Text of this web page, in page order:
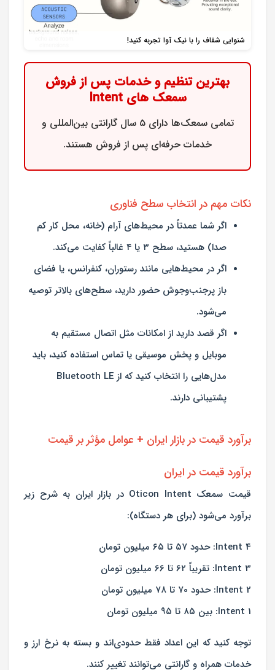
شنوایی شفاف را با نیک آوا تجربه کنید!
بهترین تنظیم و خدمات پس از فروش
سمعک های Intent
تمامی سمعک‌ها دارای ۵ سال گارانتی بین‌المللی و
خدمات حرفه‌ای پس از فروش هستند.
نکات مهم در انتخاب سطح فناوری
اگر شما عمدتاً در محیط‌های آرام (خانه، محل کار کم
صدا) هستید، سطح ۳ یا ۴ غالباً کفایت می‌کند.
اگر در محیط‌هایی مانند رستوران، کنفرانس، یا فضای
باز پرجنب‌وجوش حضور دارید، سطح‌های بالاتر توصیه
می‌شود.
اگر قصد دارید از امکانات مثل اتصال مستقیم به
موبایل و پخش موسیقی یا تماس استفاده کنید، باید
مدل‌هایی را انتخاب کنید که از Bluetooth LE
پشتیبانی دارند.
برآورد قیمت در بازار ایران + عوامل مؤثر بر قیمت
برآورد قیمت در ایران
قیمت سمعک Oticon Intent در بازار ایران به شرح زیر
برآورد می‌شود (برای هر دستگاه):
Intent 4: حدود ۵۷ تا ۶۵ میلیون تومان
Intent 3: تقریباً ۶۲ تا ۶۶ میلیون تومان
Intent 2: حدود ۷۰ تا ۷۸ میلیون تومان
Intent 1: بین ۸۵ تا ۹۵ میلیون تومان
توجه کنید که این اعداد فقط حدودی‌اند و بسته به نرخ ارز و
خدمات همراه و گارانتی می‌توانند تغییر کنند.